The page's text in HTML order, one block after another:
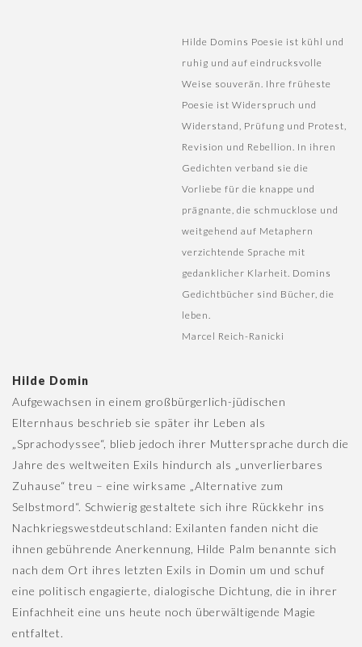
Hilde Domins Poesie ist kühl und
ruhig und auf eindrucksvolle
Weise souverän. Ihre früheste
Poesie ist Widerspruch und
Widerstand, Prüfung und Protest,
Revision und Rebellion. In ihren
Gedichten verband sie die
Vorliebe für die knappe und
prägnante, die schmucklose und
weitgehend auf Metaphern
verzichtende Sprache mit
gedanklicher Klarheit. Domins
Gedichtbücher sind Bücher, die
leben.
Marcel Reich-Ranicki
Hilde Domin
Aufgewachsen in einem großbürgerlich-jüdischen
Elternhaus beschrieb sie später ihr Leben als
„Sprachodyssee“, blieb jedoch ihrer Muttersprache durch die
Jahre des weltweiten Exils hindurch als „unverlierbares
Zuhause“ treu – eine wirksame „Alternative zum
Selbstmord“. Schwierig gestaltete sich ihre Rückkehr ins
Nachkriegswestdeutschland: Exilanten fanden nicht die
ihnen gebührende Anerkennung, Hilde Palm benannte sich
nach dem Ort ihres letzten Exils in Domin um und schuf
eine politisch engagierte, dialogische Dichtung, die in ihrer
Einfachheit eine uns heute noch überwältigende Magie
entfaltet.